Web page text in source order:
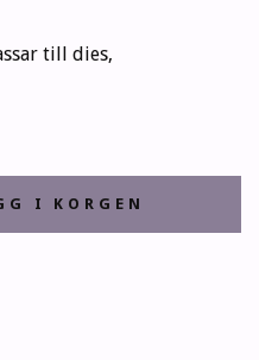
till dies,
I KORGEN